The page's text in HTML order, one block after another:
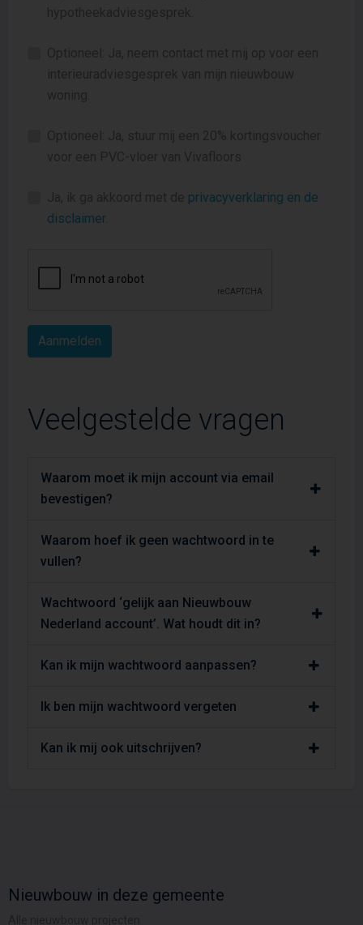
hypotheekadviesgesprek.
Optioneel: Ja, neem contact met mij op voor een
interieuradviesgesprek van mijn nieuwbouw
woning.
Optioneel: Ja, stuur mij een 20% kortingsvoucher
voor een PVC-vloer van Vivafloors
Ja, ik ga akkoord met de privacyverklaring en de
disclaimer.
Veelgestelde vragen
Waarom moet ik mijn account via email
bevestigen?
Waarom hoef ik geen wachtwoord in te
vullen?
Wachtwoord ‘gelijk aan Nieuwbouw
Nederland account’. Wat houdt dit in?
Kan ik mijn wachtwoord aanpassen?
Ik ben mijn wachtwoord vergeten
Kan ik mij ook uitschrijven?
Nieuwbouw in deze gemeente